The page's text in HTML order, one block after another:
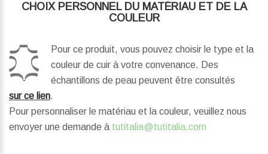
CHOIX PERSONNEL DU MATÉRIAU ET DE LA
COULEUR
Pour ce produit, vous pouvez choisir le type et la
couleur de cuir à votre convenance. Des
échantillons de peau peuvent être consultés
sur ce lien.
Pour personnaliser le matériau et la couleur, veuillez nous
envoyer une demande à tutitalia@tutitalia.com